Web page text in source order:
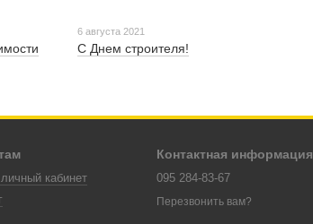
6 августа 2021
С Днем строителя!
кабинет
Контактная информация
095 284-83-67
Перезвонить вам?